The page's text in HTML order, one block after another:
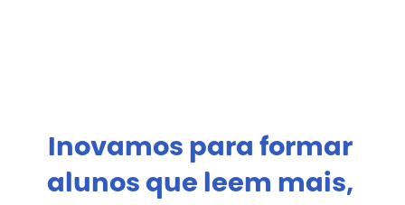
Inovamos para formar
alunos que leem mais,